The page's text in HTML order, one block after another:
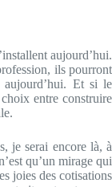
aujourd’hui.
ils pourront
aujourd’hui. Et si le
entre construire
je serai encore là, à
qu’un mirage qui
joies des cotisations